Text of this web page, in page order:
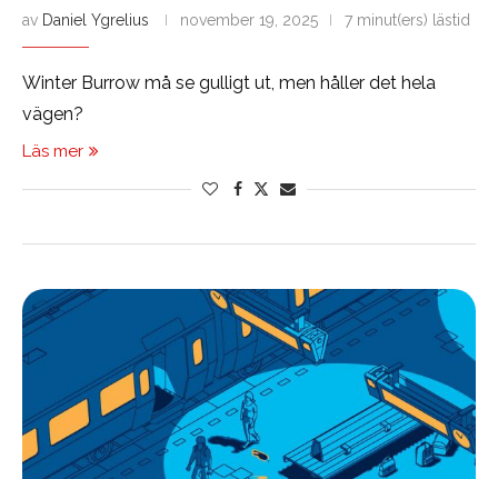
av Daniel Ygrelius november 19, 2025 7 minut(ers) lästid
Winter Burrow må se gulligt ut, men håller det hela
vägen?
Läs mer